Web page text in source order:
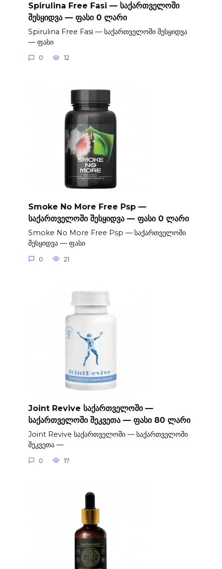
Spirulina Free Fasi — საქართველოში
შესყიდვა — ფასი 0 ლარი
Spirulina Free Fasi — საქართველოში შესყიდვა
— ფასი
0 12
Smoke No More Free Psp —
საქართველოში შესყიდვა — ფასი 0 ლარი
Smoke No More Free Psp — საქართველოში
შესყიდვა — ფასი
0 21
Joint Revive საქართველოში —
საქართველოში შეკვეთა — ფასი 80 ლარი
Joint Revive საქართველოში — საქართველოში
შეკვეთა —
0 17